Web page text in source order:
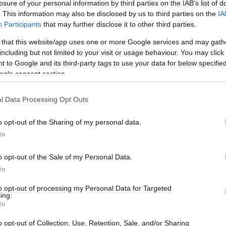
of your personal information by third parties on the IAB’s list of
This information may also be disclosed by us to third parties on the
Participants that may further disclose it to other third parties.
that this website/app uses one or more Google services and may
but not limited to your visit or usage behaviour. You may
to Google and its third-party tags to use your data for below
consent section.
Data Processing Opt Outs
opt-out of the Sharing of my personal data.
opt-out of the Sale of my Personal Data.
opt-out of processing my Personal Data for Targeted
opt-out of Collection, Use, Retention, Sale, and/or Sharing
o azyl. I choć w 2016 roku liczba ta
że na początku tego (2017) roku na
(BAMF) mają nadzieje, że system
bazujące na algorytmach weryfikacji
ma być w stanie określić, skąd
temu łatwiej ma być „odsiać” osoby, które
dialektów, nie są jednak przekonani,
się nauczyć się dialektu, używanego na
profesora lignwistyki z Uniwersytetu
– jak mówi – analiza jest bardzo